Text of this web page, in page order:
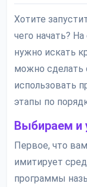
Хотите
чего начать?
нужно искать
можно сделать
использовать
этапы по
Выбираем и
Первое, что
имитирует
программы